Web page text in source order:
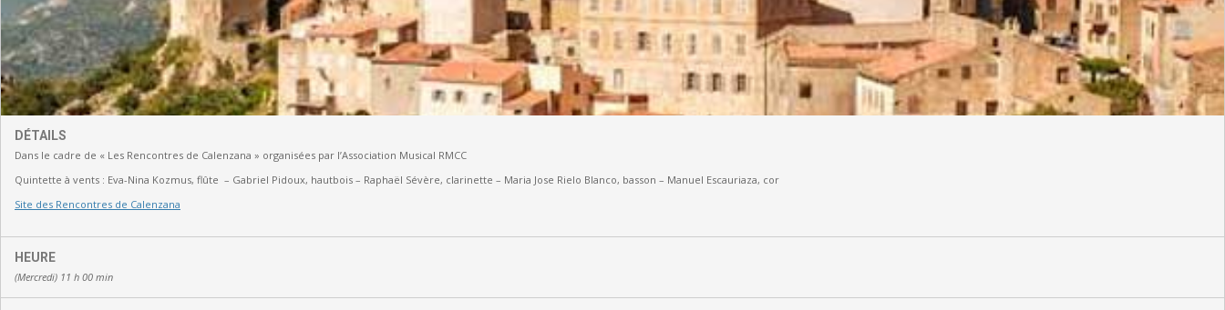
DÉTAILS
Dans le cadre de « Les Rencontres de Calenzana » organisées par l’Association Musical RMCC
Quintette à vents : Eva-Nina Kozmus, flûte – Gabriel Pidoux, hautbois – Raphaël Sévère, clarinette – Maria Jose Rielo Blanco, basson – Manuel Escauriaza, cor
Site des Rencontres de Calenzana
HEURE
(Mercredi) 11 h 00 min